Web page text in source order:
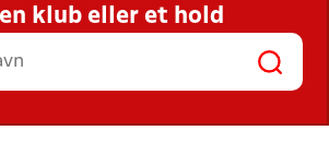
RESULTATER, KLUBBER OG
HOLD
en klub eller et hold